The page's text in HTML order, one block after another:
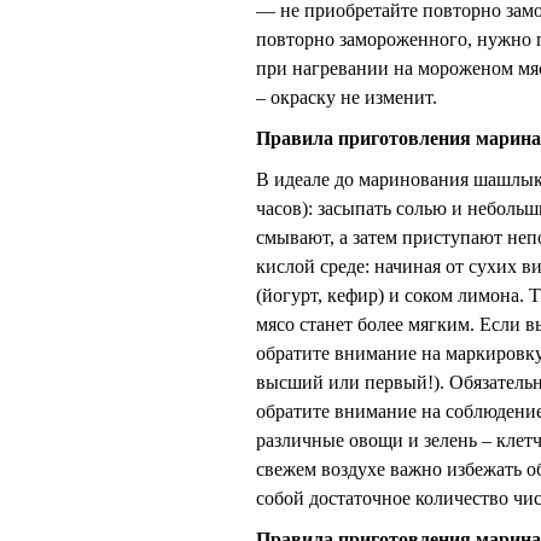
— не приобретайте повторно
повторно замороженного, нужно
при нагревании на мороженом
– окраску не изменит.
Правила приготовления
В идеале до маринования
часов): засыпать солью и
смывают, а затем приступают
кислой среде: начиная от сухих
(йогурт, кефир) и соком лимона.
мясо станет более мягким. Если
обратите внимание на
высший или первый!).
обратите внимание на
различные овощи и зелень –
свежем воздухе важно избежать
собой достаточное количество